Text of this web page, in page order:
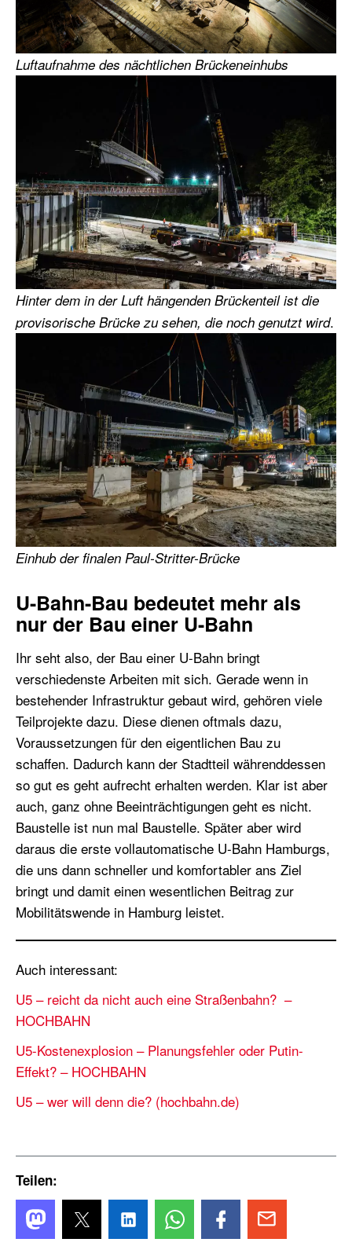
Luftaufnahme des nächtlichen Brückeneinhubs
Hinter dem in der Luft hängenden Brückenteil ist die
provisorische Brücke zu sehen, die noch genutzt wird.
Einhub der finalen Paul-Stritter-Brücke
U-Bahn-Bau bedeutet mehr als
nur der Bau einer U-Bahn
Ihr seht also, der Bau einer U-Bahn bringt
verschiedenste Arbeiten mit sich. Gerade wenn in
bestehender Infrastruktur gebaut wird, gehören viele
Teilprojekte dazu. Diese dienen oftmals dazu,
Voraussetzungen für den eigentlichen Bau zu
schaffen. Dadurch kann der Stadtteil währenddessen
so gut es geht aufrecht erhalten werden. Klar ist aber
auch, ganz ohne Beeinträchtigungen geht es nicht.
Baustelle ist nun mal Baustelle. Später aber wird
daraus die erste vollautomatische U-Bahn Hamburgs,
die uns dann schneller und komfortabler ans Ziel
bringt und damit einen wesentlichen Beitrag zur
Mobilitätswende in Hamburg leistet.
Auch interessant:
U5 – reicht da nicht auch eine Straßenbahn? –
HOCHBAHN
U5-Kostenexplosion – Planungsfehler oder Putin-
Effekt? – HOCHBAHN
U5 – wer will denn die? (hochbahn.de)
Teilen: